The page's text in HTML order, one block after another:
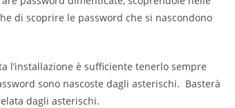
di scoprire le password che si nascondono
l’installazione è sufficiente tenerlo sempre
sono nascoste dagli asterischi. Basterà
dagli asterischi.